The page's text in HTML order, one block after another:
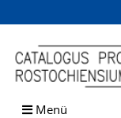
Browsen
direkt zum Inhalt
Menü